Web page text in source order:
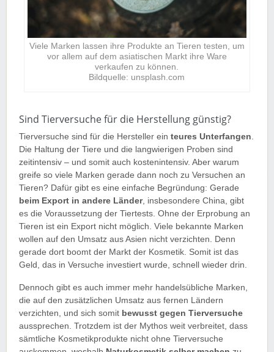
Viele Marken lassen ihre Produkte an Tieren testen, um
vor allem auf dem asiatischen Markt ihre Ware
verkaufen zu können.
Bildquelle: unsplash.com
Sind Tierversuche für die Herstellung günstig?
Tierversuche sind für die Hersteller ein teures Unterfangen.
Die Haltung der Tiere und die langwierigen Proben sind
zeitintensiv – und somit auch kostenintensiv. Aber warum
greife so viele Marken gerade dann noch zu Versuchen an
Tieren? Dafür gibt es eine einfache Begründung: Gerade
beim Export in andere Länder, insbesondere China, gibt
es die Voraussetzung der Tiertests. Ohne der Erprobung an
Tieren ist ein Export nicht möglich. Viele bekannte Marken
wollen auf den Umsatz aus Asien nicht verzichten. Denn
gerade dort boomt der Markt der Kosmetik. Somit ist das
Geld, das in Versuche investiert wurde, schnell wieder drin.
Dennoch gibt es auch immer mehr handelsübliche Marken,
die auf den zusätzlichen Umsatz aus fernen Ländern
verzichten, und sich somit bewusst gegen Tierversuche
aussprechen. Trotzdem ist der Mythos weit verbreitet, dass
sämtliche Kosmetikprodukte nicht ohne Tierversuche